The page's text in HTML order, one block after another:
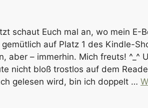
schaut Euch mal an, wo mein E-
auf Platz 1 des Kindle-
aber – immerhin. Mich freuts! ^_^
nicht bloß trostlos auf dem
gelesen wird, bin ich doppelt …